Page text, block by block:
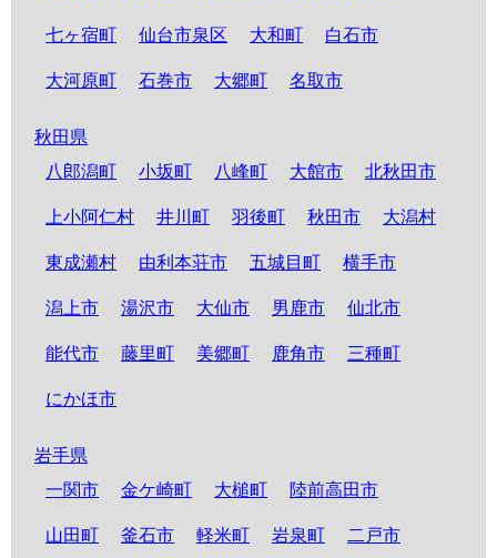
七ヶ宿町 仙台市泉区 大和町 白石市
大河原町 石巻市 大郷町 名取市
秋田県
八郎潟町
小坂町 八峰町 大館市 北秋田市
上小阿仁村 井川町 羽後町 秋田市 大潟村
東成瀬村 由利本荘市 五城目町 横手市
潟上市 湯沢市 大仙市 男鹿市 仙北市
能代市 藤里町 美郷町 鹿角市 三種町
にかほ市
岩手県
一関市
金ケ崎町 大槌町 陸前高田市
山田町 釜石市 軽米町 岩泉町 二戸市